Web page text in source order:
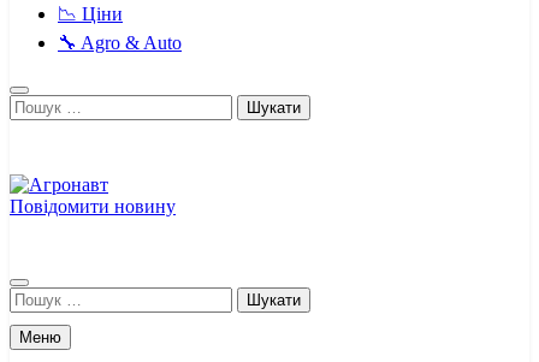
📉 Ціни
🔧 Agro & Auto
Пошук:
Повідомити новину
Пошук:
Меню